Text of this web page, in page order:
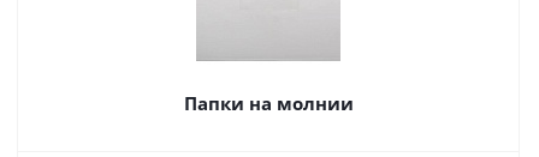
Папки на молнии